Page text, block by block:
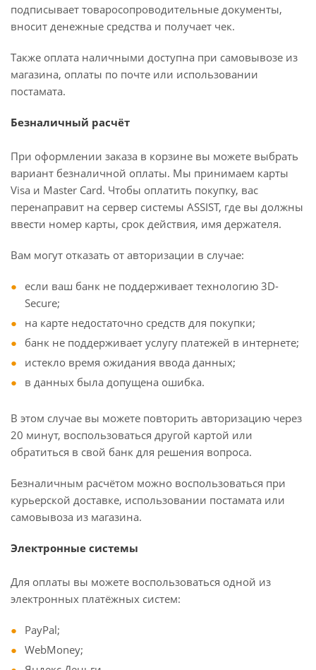
подписывает товаросопроводительные документы,
вносит денежные средства и получает чек.
Также оплата наличными доступна при самовывозе из
магазина, оплаты по почте или использовании
постамата.
Безналичный расчёт
При оформлении заказа в корзине вы можете выбрать
вариант безналичной оплаты. Мы принимаем карты
Visa и Master Card. Чтобы оплатить покупку, вас
перенаправит на сервер системы ASSIST, где вы должны
ввести номер карты, срок действия, имя держателя.
Вам могут отказать от авторизации в случае:
если ваш банк не поддерживает технологию 3D-
Secure;
на карте недостаточно средств для покупки;
банк не поддерживает услугу платежей в интернете;
истекло время ожидания ввода данных;
в данных была допущена ошибка.
В этом случае вы можете повторить авторизацию через
20 минут, воспользоваться другой картой или
обратиться в свой банк для решения вопроса.
Безналичным расчётом можно воспользоваться при
курьерской доставке, использовании постамата или
самовывоза из магазина.
Электронные системы
Для оплаты вы можете воспользоваться одной из
электронных платёжных систем:
PayPal;
WebMoney;